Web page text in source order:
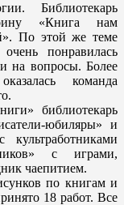
Библиотекарь
«Книга нам
По этой же теме
понравилась
на вопросы. Более
команда
библиотекарь
юбиляры» и
с играми,
чаепитием.
по книгам и
18 работ. Все